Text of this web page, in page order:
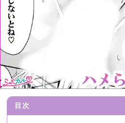
目次